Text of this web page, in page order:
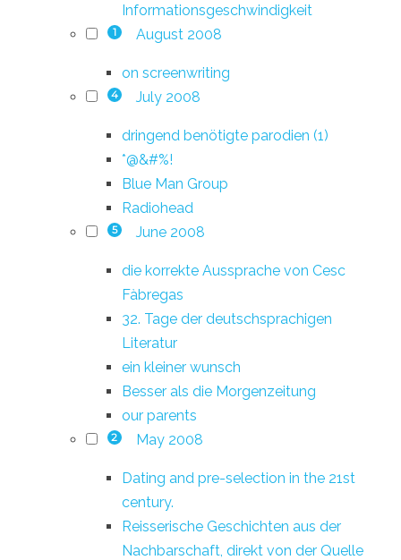
Informationsgeschwindigkeit
1 August 2008
on screenwriting
4 July 2008
dringend benötigte parodien (1)
*@&#%!
Blue Man Group
Radiohead
5 June 2008
die korrekte Aussprache von Cesc
Fàbregas
32. Tage der deutschsprachigen
Literatur
ein kleiner wunsch
Besser als die Morgenzeitung
our parents
2 May 2008
Dating and pre-selection in the 21st
century.
Reisserische Geschichten aus der
Nachbarschaft, direkt von der Quelle